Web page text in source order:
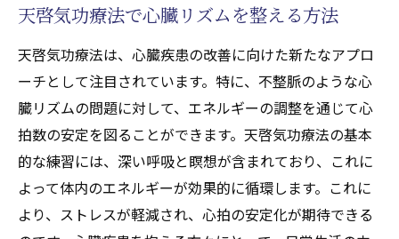
天啓気功療法で心臓リズムを整える方法
天啓気功療法は、心臓疾患の改善に向けた新たなアプロ
ーチとして注目されています。特に、不整脈のような心
臓リズムの問題に対して、エネルギーの調整を通じて心
拍数の安定を図ることができます。天啓気功療法の基本
的な練習には、深い呼吸と瞑想が含まれており、これに
よって体内のエネルギーが効果的に循環します。これに
より、ストレスが軽減され、心拍の安定化が期待できる